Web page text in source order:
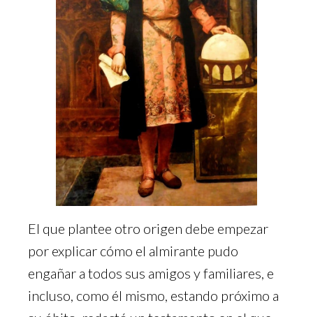
El que plantee otro origen debe empezar
por explicar cómo el almirante pudo
engañar a todos sus amigos y familiares, e
incluso, como él mismo, estando próximo a